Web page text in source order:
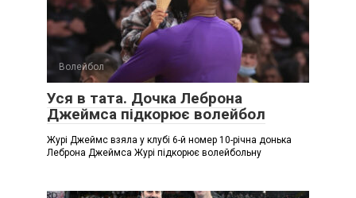
Волейбол
Уся в тата. Дочка Леброна
Джеймса підкорює волейбол
Журі Джеймс взяла у клубі 6-й номер 10-річна донька
Леброна Джеймса Журі підкорює волейбольну